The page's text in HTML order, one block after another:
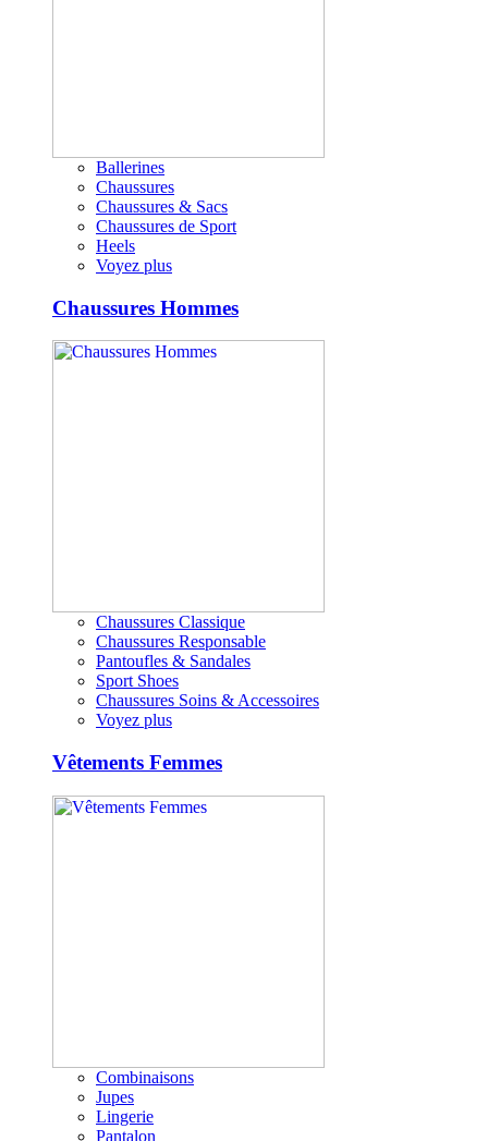
Ballerines
Chaussures
Chaussures & Sacs
Chaussures de Sport
Heels
Voyez plus
Chaussures Hommes
Chaussures Classique
Chaussures Responsable
Pantoufles & Sandales
Sport Shoes
Chaussures Soins & Accessoires
Voyez plus
Vêtements Femmes
Combinaisons
Jupes
Lingerie
Pantalon